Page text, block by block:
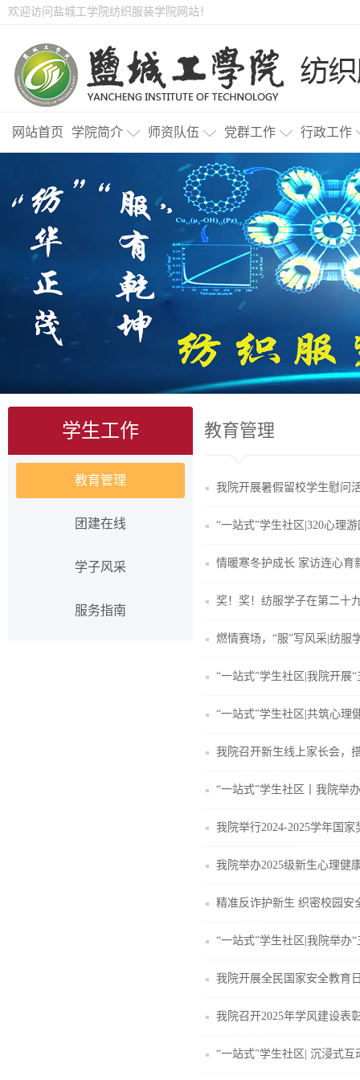
欢迎访问盐城工学院纺织服装学院网站！
网站首页 学院简介 师资队伍 党群工作 行政工作
学生工作
教育管理
团建在线
学子风采
服务指南
教育管理
我院开展暑假留校学生慰问
“一站式”学生社区|320心理
情暖寒冬护成长 家访连心
奖！奖！纺服学子在第二十
燃情赛场，“服”写风采|纺服
“一站式”学生社区|我院开展
“一站式”学生社区|共筑心
我院召开新生线上家长会，
“一站式”学生社区丨我院举
我院举行2024-2025学年国家
我院举办2025级新生心理健
精准反诈护新生 织密校园
“一站式”学生社区|我院举办
我院开展全民国家安全教育
我院召开2025年学风建设表
“一站式”学生社区| 沉浸式